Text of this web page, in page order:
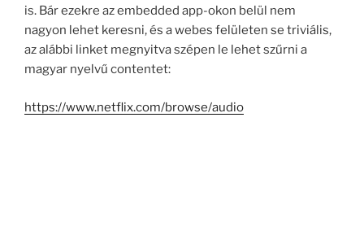
is. Bár ezekre az embedded app-okon belül nem
nagyon lehet keresni, és a webes felületen se triviális,
az alábbi linket megnyitva szépen le lehet szűrni a
magyar nyelvű contentet:
https://www.netflix.com/browse/audio